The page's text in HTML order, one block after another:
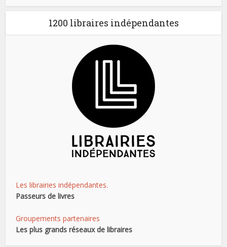
1200 libraires indépendantes
Les librairies indépendantes.
Passeurs de livres
Groupements partenaires
Les plus grands réseaux de libraires